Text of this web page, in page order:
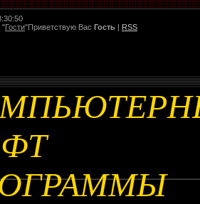
"Гости"Приветствую Вас Гость | RSS